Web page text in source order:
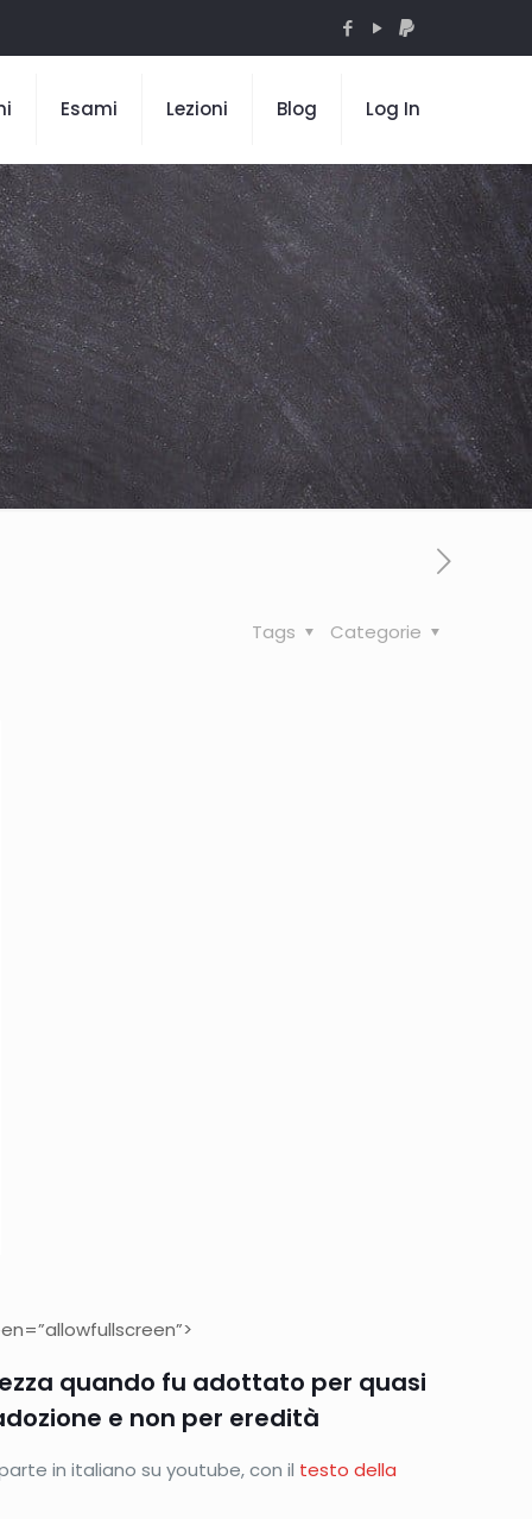
Esami Lezioni Blog Log In
Categorie
Tags
quando fu adottato per quasi
e non per eredità
in italiano su youtube, con il testo della